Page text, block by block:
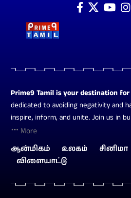
Prime9 Tamil is your destination
dedicated to avoiding negativity and
inspire, inform, and unite. Join us in
More
ஆன்மிகம் உலகம் சினிமா
விளையாட்டு